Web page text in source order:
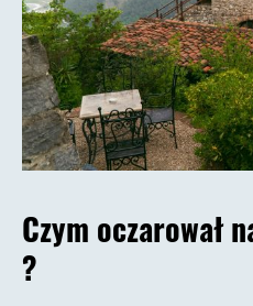
Czym oczarował
?